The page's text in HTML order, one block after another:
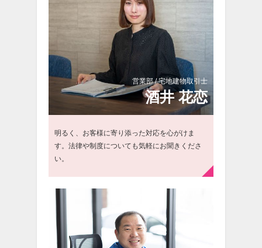
営業部 / 宅地建物取引士
酒井 花恋
明るく、お客様に寄り添った対応を心がけま
す。法律や制度についても気軽にお聞きくださ
い。